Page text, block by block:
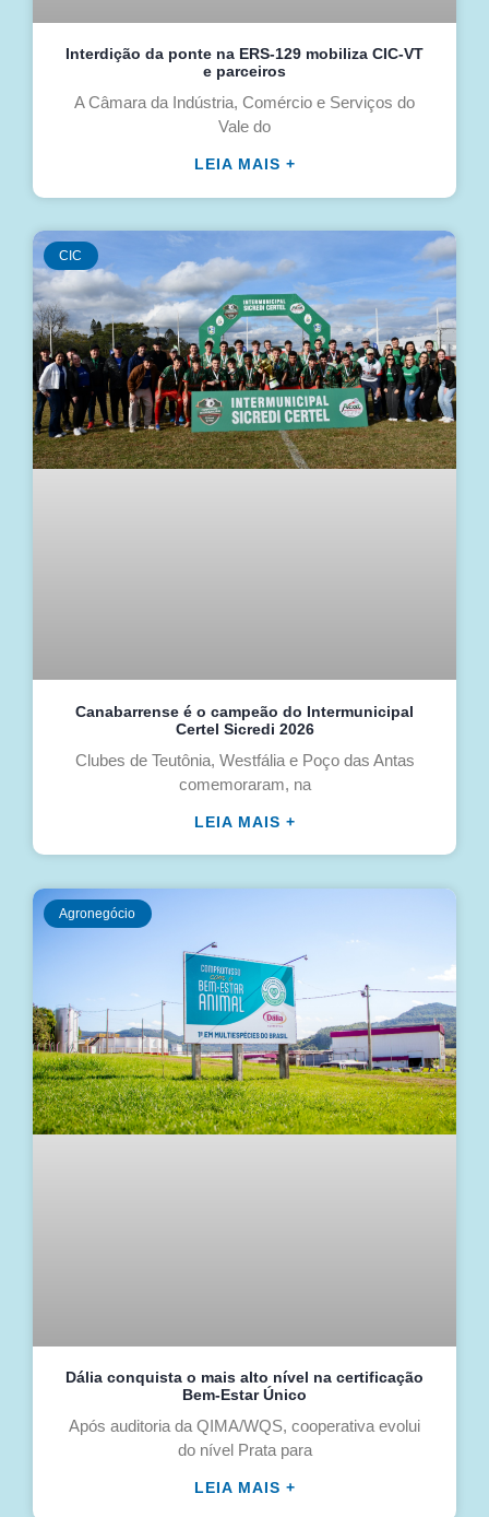
Interdição da ponte na ERS-129 mobiliza CIC-VT
e parceiros
A Câmara da Indústria, Comércio e Serviços do
Vale do
LEIA MAIS +
CIC
Canabarrense é o campeão do Intermunicipal
Certel Sicredi 2026
Clubes de Teutônia, Westfália e Poço das Antas
comemoraram, na
LEIA MAIS +
Agronegócio
Dália conquista o mais alto nível na certificação
Bem-Estar Único
Após auditoria da QIMA/WQS, cooperativa evolui
do nível Prata para
LEIA MAIS +